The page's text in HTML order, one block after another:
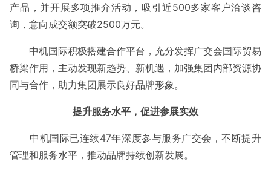
产品，并开展多项推介活动，吸引近500多家客户洽谈咨
询，意向成交额突破2500万元。
中机国际积极搭建合作平台，充分发挥广交会国际贸易
桥梁作用，主动发现新趋势、新机遇，加强集团内部资源协
同与合作，助力集团展示良好品牌形象。
提升服务水平，促进参展实效
中机国际已连续47年深度参与服务广交会，不断提升
管理和服务水平，推动品牌持续创新发展。